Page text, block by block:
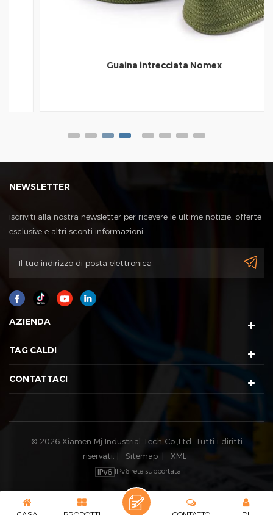
Guaina intrecciata Nomex
NEWSLETTER
iscriviti alla nostra newsletter per ricevere le ultime notizie, offerte
esclusive e altri sconti informazioni.
AZIENDA
TAG CALDI
CONTATTACI
© 2026 Xiamen Mj Industrial Tech Co.,Ltd. Tutti i diritti
riservati. |
Sitemap | XML
IPv6 rete supportata